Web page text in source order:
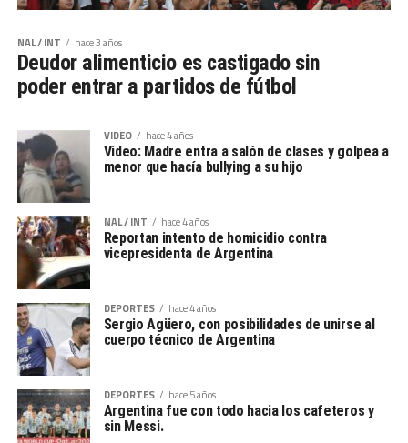
NAL / INT hace 3 años
Deudor alimenticio es castigado sin
poder entrar a partidos de fútbol
VIDEO hace 4 años
Video: Madre entra a salón de clases y golpea a
menor que hacía bullying a su hijo
NAL / INT hace 4 años
Reportan intento de homicidio contra
vicepresidenta de Argentina
DEPORTES hace 4 años
Sergio Agüero, con posibilidades de unirse al
cuerpo técnico de Argentina
DEPORTES hace 5 años
Argentina fue con todo hacia los cafeteros y
sin Messi.